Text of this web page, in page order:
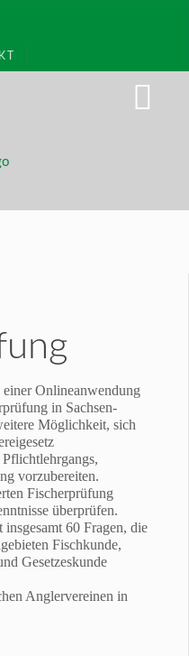
Onlineanwendung
in Sachsen-
Möglichkeit, sich
vorzubereiten.
Fischerprüfung
überprüfen.
60 Fragen, die
Fischkunde,
Gesetzeskunde
Anglervereinen in